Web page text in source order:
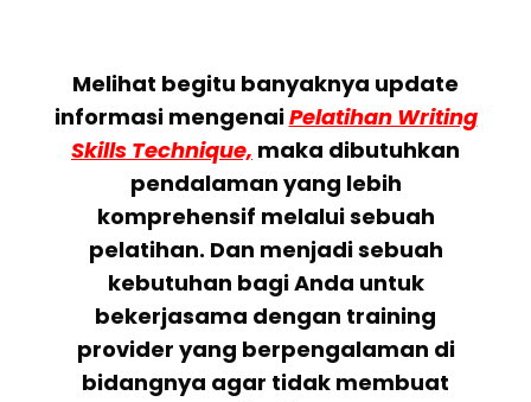
Melihat begitu banyaknya update
informasi mengenaiPelatihan Writing
Skills Technique, maka dibutuhkan
pendalaman yang lebih
komprehensif melalui sebuah
pelatihan. Dan menjadi sebuah
kebutuhan bagi Anda untuk
bekerjasama dengan training
provider yang berpengalaman di
bidangnya agar tidak membuat